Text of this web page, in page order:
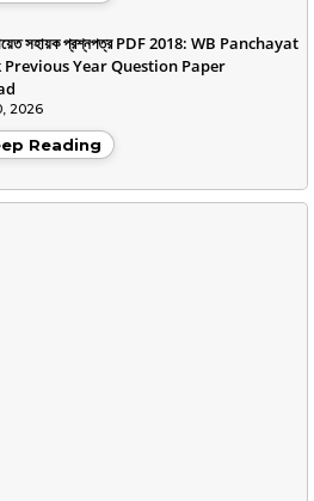
সহায়ক প্রশ্নপত্র PDF 2018: WB Panchayat
Previous Year Question Paper
2026
Reading